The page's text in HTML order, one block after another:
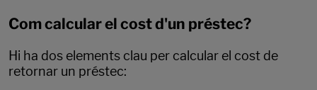
Com calcular el cost d'un préstec?
Hi ha dos elements clau per calcular el cost de
retornar un préstec: